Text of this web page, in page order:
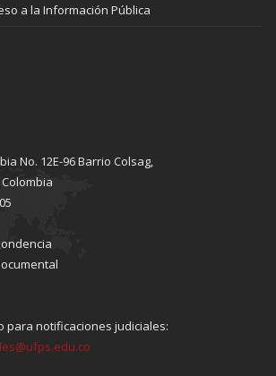
a la Información Pública
No. 12E-96 Barrio Colsag,
para notificaciones judiciales: